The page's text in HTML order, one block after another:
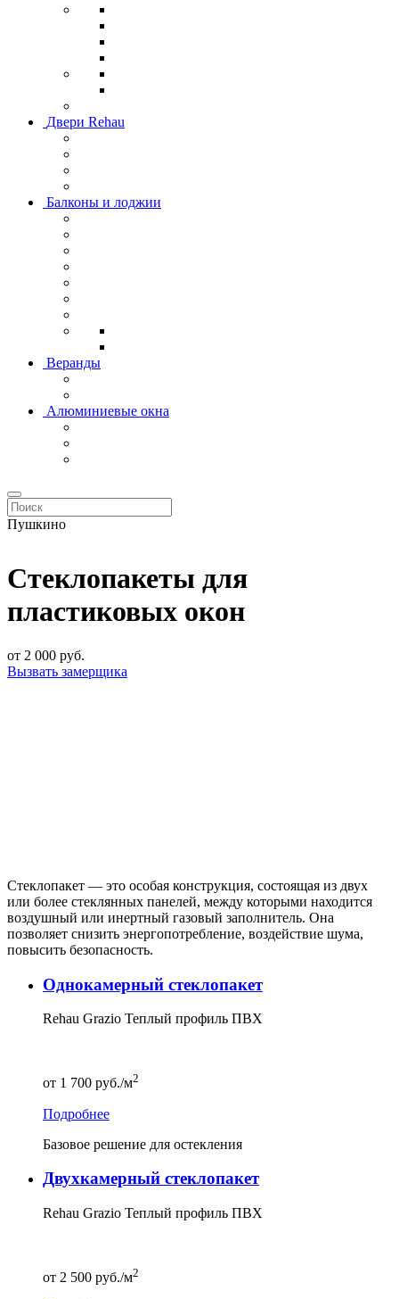
Двери Rehau
Балконы и лоджии
Веранды
Алюминиевые окна
Пушкино
Стеклопакеты для
пластиковых окон
от 2 000 руб.
Вызвать замерщика
Стеклопакет — это особая конструкция, состоящая из двух
или более стеклянных панелей, между которыми находится
воздушный или инертный газовый заполнитель. Она
позволяет снизить энергопотребление, воздействие шума,
повысить безопасность.
Однокамерный стеклопакет
Rehau Grazio Теплый профиль ПВХ
от 1 700 руб./м2
Подробнее
Базовое решение для остекления
Двухкамерный стеклопакет
Rehau Grazio Теплый профиль ПВХ
от 2 500 руб./м2